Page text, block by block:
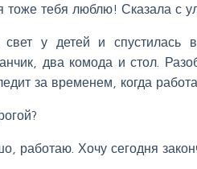
тоже тебя люблю! Сказала с
свет у детей и
два комода и стол.
за временем, когда
работаю. Хочу сегодня